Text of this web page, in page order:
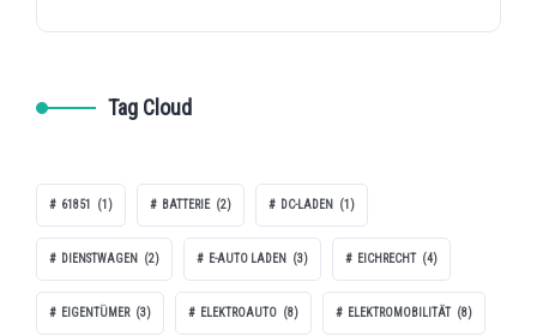
Tag Cloud
61851 (1) BATTERIE (2) DC-LADEN (1)
DIENSTWAGEN (2) E-AUTO LADEN (3) EICHRECHT (4)
EIGENTÜMER (3) ELEKTROAUTO (8) ELEKTROMOBILITÄT (8)